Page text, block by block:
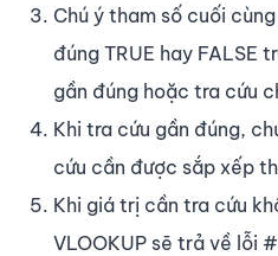
Chú ý tham số cuối cùng
đúng TRUE hay FALSE
gần đúng hoặc tra cứu
Khi tra cứu gần đúng,
cứu cần được sắp xếp
Khi giá trị cần tra cứu
VLOOKUP sẽ trả về lỗi